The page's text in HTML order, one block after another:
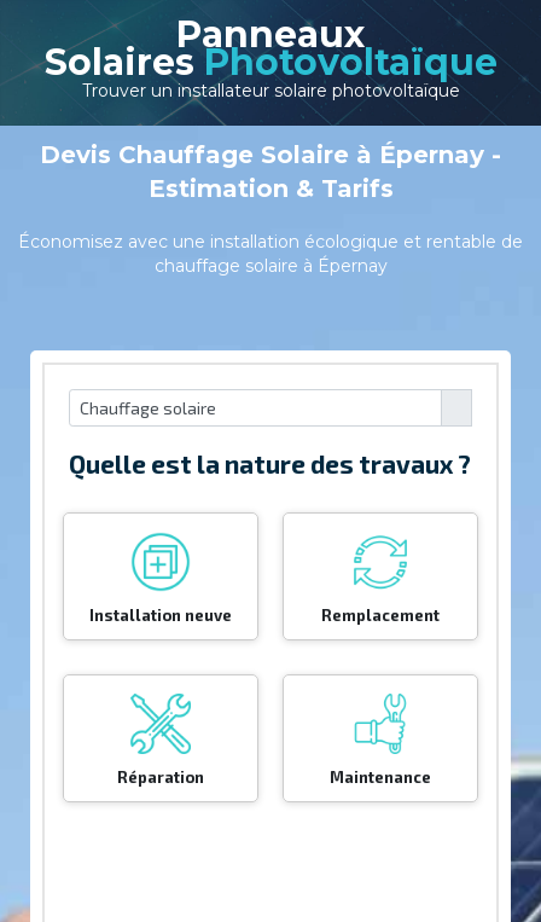
Panneaux
Solaires Photovoltaïque
Trouver un installateur solaire photovoltaïque
Devis Chauffage Solaire à Épernay -
Estimation & Tarifs
Économisez avec une installation écologique et rentable de
chauffage solaire à Épernay